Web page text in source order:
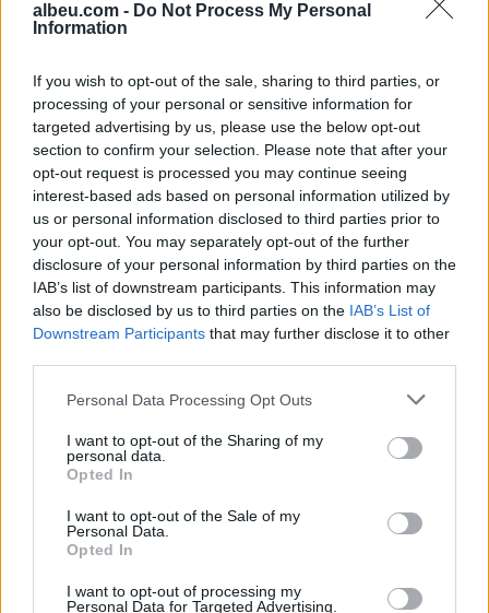
albeu.com - Do Not Process My Personal
Information
If you wish to opt-out of the sale, sharing to third parties, or
processing of your personal or sensitive information for
targeted advertising by us, please use the below opt-out
section to confirm your selection. Please note that after your
opt-out request is processed you may continue seeing
interest-based ads based on personal information utilized by
us or personal information disclosed to third parties prior to
your opt-out. You may separately opt-out of the further
disclosure of your personal information by third parties on the
IAB’s list of downstream participants. This information may
also be disclosed by us to third parties on the IAB’s List of
Downstream Participants that may further disclose it to other
Personal Data Processing Opt Outs
I want to opt-out of the Sharing of my
personal data.
Opted In
I want to opt-out of the Sale of my
Personal Data.
Opted In
I want to opt-out of processing my
Personal Data for Targeted Advertising.
sulmuesin e Evertonit
Esim for USA|Esim for Italy| Esim for Spain|Esim